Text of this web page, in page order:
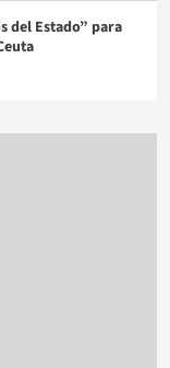
del Estado” para